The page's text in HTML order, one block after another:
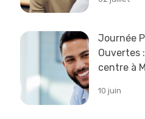
Journée
Ouvertes
centre à
10 juin
Lire la suite